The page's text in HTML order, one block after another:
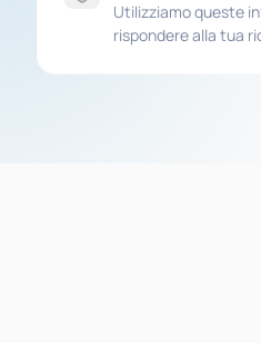
Utilizziamo queste
rispondere alla tua